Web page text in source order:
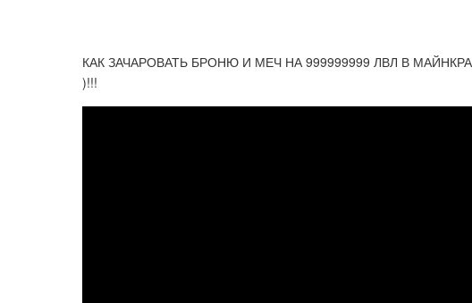
КАК ЗАЧАРОВАТЬ БРОНЮ И МЕЧ НА 999999999 ЛВЛ В
)!!!